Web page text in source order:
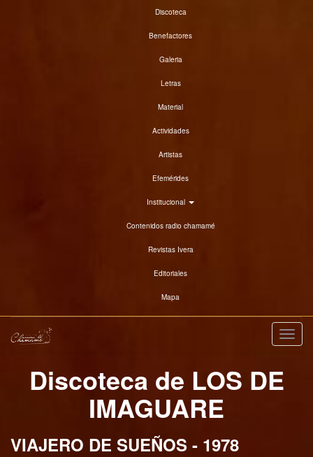
Discoteca
Benefactores
Galeria
Letras
Material
Actividades
Artistas
Efemérides
Institucional
Contenidos radio chamamé
Revistas Ivera
Editoriales
Mapa
Discoteca de LOS DE
IMAGUARE
VIAJERO DE SUEÑOS - 1978